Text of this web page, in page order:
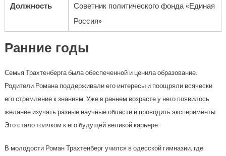
Должность
Советник политического фонда «Единая
Россия»
Ранние годы
Семья Трахтенберга была обеспеченной и ценила образование.
Родители Романа поддерживали его интересы и поощряли всячески
его стремление к знаниям. Уже в раннем возрасте у него появилось
желание изучать разные научные области и проводить эксперименты.
Это стало толчком к его будущей великой карьере.
В молодости Роман Трахтенберг учился в одесской гимназии, где